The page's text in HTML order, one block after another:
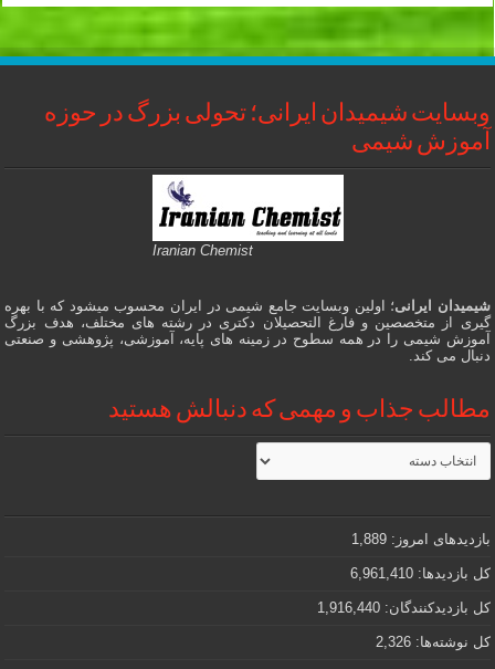
وبسایت شیمیدان ایرانی؛ تحولی بزرگ در حوزه
آموزش شیمی
Iranian Chemist
شیمیدان ایرانی؛ اولین وبسایت جامع شیمی در ایران محسوب میشود که با بهره
گیری از متخصصین و فارغ التحصیلان دکتری در رشته های مختلف، هدف بزرگ
آموزش شیمی را در همه سطوح در زمینه های پایه، آموزشی، پژوهشی و صنعتی
دنبال می کند.
مطالب جذاب و مهمی که دنبالش هستید
مطالب
جذاب
و
که
دنبالش
هستید
بازدیدهای امروز: 1,889
کل بازدیدها: 6,961,410
کل بازدیدکنند‌گان: 1,916,440
کل نوشته‌ها: 2,326